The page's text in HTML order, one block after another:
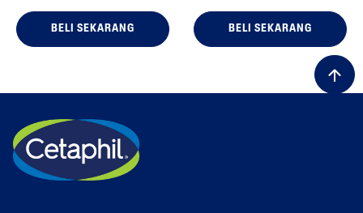
BELI SEKARANG BELI SEKARANG